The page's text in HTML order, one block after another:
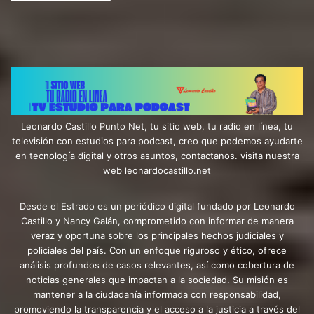
Leonardo Castillo Punto Net, tu sitio web, tu radio en línea, tu
televisión con estudios para podcast, creo que podemos ayudarte
en tecnología digital y otros asuntos, contactanos. visita nuestra
web leonardocastillo.net
Desde el Estrado es un periódico digital fundado por Leonardo
Castillo y Nancy Galán, comprometido con informar de manera
veraz y oportuna sobre los principales hechos judiciales y
policiales del país. Con un enfoque riguroso y ético, ofrece
análisis profundos de casos relevantes, así como cobertura de
noticias generales que impactan a la sociedad. Su misión es
mantener a la ciudadanía informada con responsabilidad,
promoviendo la transparencia y el acceso a la justicia a través del